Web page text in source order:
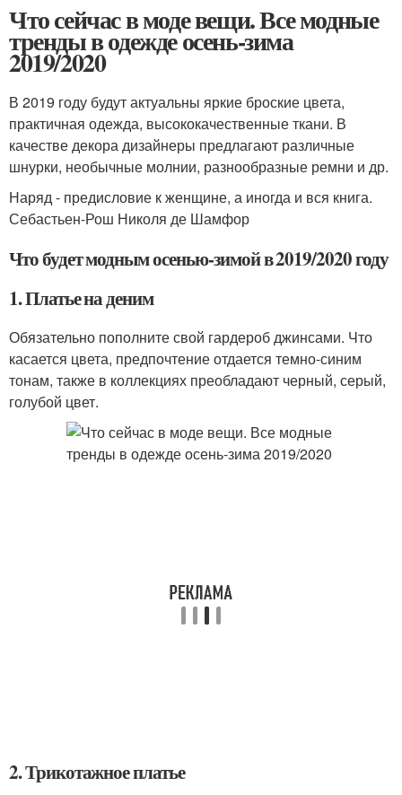
Что сейчас в моде вещи. Все модные
тренды в одежде осень-зима
2019/2020
В 2019 году будут актуальны яркие броские цвета,
практичная одежда, высококачественные ткани. В
качестве декора дизайнеры предлагают различные
шнурки, необычные молнии, разнообразные ремни и др.
Наряд - предисловие к женщине, а иногда и вся книга.
Себастьен-Рош Николя де Шамфор
Что будет модным осенью-зимой в 2019/2020 году
1. Платье на деним
Обязательно пополните свой гардероб джинсами. Что
касается цвета, предпочтение отдается темно-синим
тонам, также в коллекциях преобладают черный, серый,
голубой цвет.
2. Трикотажное платье